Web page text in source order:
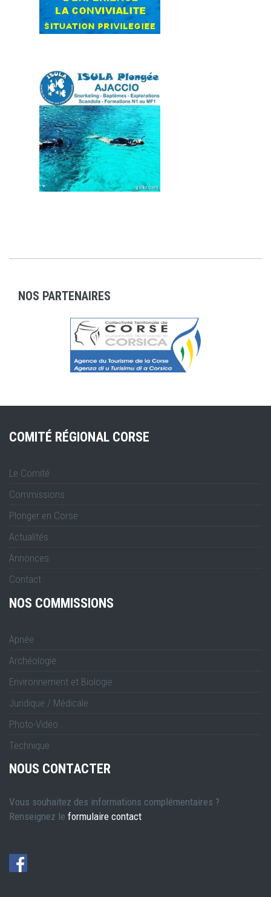
NOS PARTENAIRES
COMITÉ RÉGIONAL CORSE
Le Comité
Commissions
Plonger en Corse
Actualités
Annonces
Contact
NOS COMMISSIONS
Apnée
Archéologie
Environnement et Biologie
Juridique / Médicale
Photo-Vidéo
Technique
NOUS CONTACTER
Vous souhaitez des informations complémentaires ?
Renseignez le formulaire contact